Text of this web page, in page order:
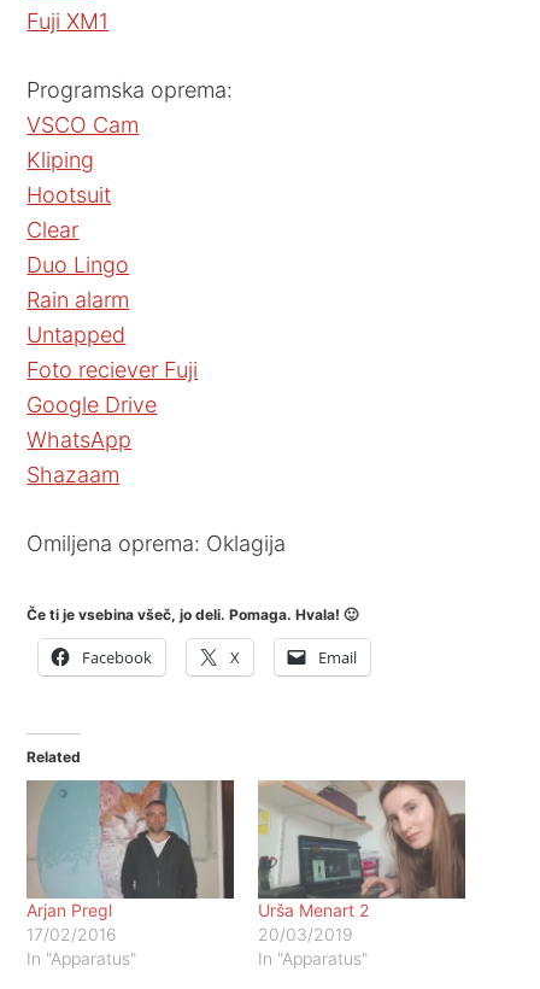
Fuji XM1
Programska oprema:
VSCO Cam
Kliping
Hootsuit
Clear
Duo Lingo
Rain alarm
Untapped
Foto reciever Fuji
Google Drive
WhatsApp
Shazaam
Omiljena oprema: Oklagija
Če ti je vsebina všeč, jo deli. Pomaga. Hvala! 🙂
Facebook X Email
Related
Arjan Pregl
17/02/2016
In "Apparatus"
Urša Menart 2
20/03/2019
In "Apparatus"